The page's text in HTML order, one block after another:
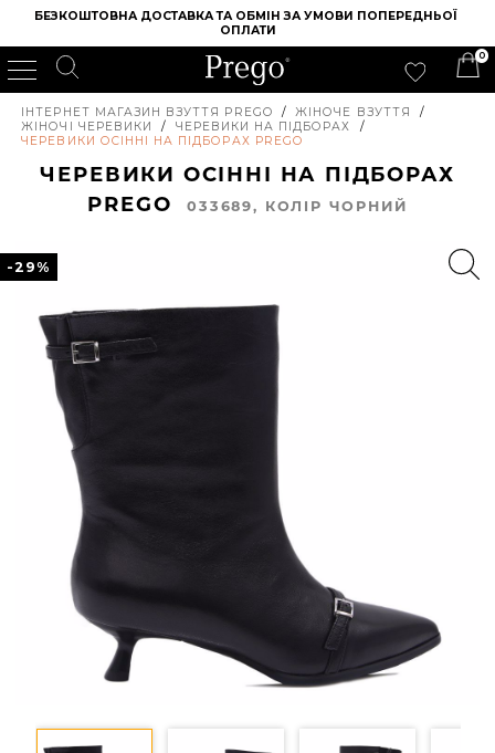
БЕЗКОШТОВНА ДОСТАВКА ТА ОБМІН ЗА УМОВИ ПОПЕРЕДНЬОЇ
ОПЛАТИ
0
ІНТЕРНЕТ МАГАЗИН ВЗУТТЯ PREGO / ЖІНОЧЕ ВЗУТТЯ
/
ЖІНОЧІ ЧЕРЕВИКИ
/ ЧЕРЕВИКИ НА ПІДБОРАХ
/
ЧЕРЕВИКИ ОСІННІ НА ПІДБОРАХ PREGO
ЧЕРЕВИКИ ОСІННІ НА ПІДБОРАХ
PREGO033689, КОЛIР ЧОРНИЙ
-29%